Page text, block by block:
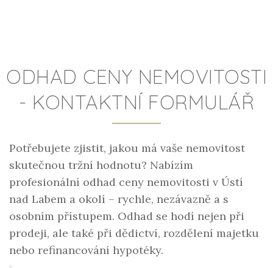
ODHAD CENY NEMOVITOSTI
- KONTAKTNÍ FORMULÁŘ
Potřebujete zjistit, jakou má vaše nemovitost
skutečnou tržní hodnotu? Nabízím
profesionální odhad ceny nemovitosti v Ústí
nad Labem a okolí – rychle, nezávazně a s
osobním přístupem. Odhad se hodí nejen při
prodeji, ale také při dědictví, rozdělení majetku
nebo refinancování hypotéky.